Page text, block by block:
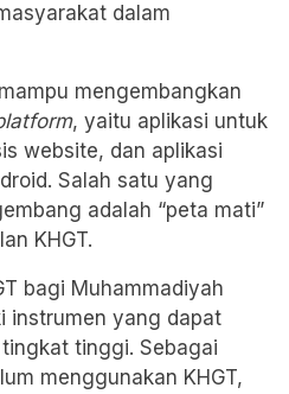
dalam
mengembangkan
, yaitu aplikasi untuk
website, dan aplikasi
Salah satu yang
adalah “peta mati”
KHGT.
bagi Muhammadiyah
instrumen yang dapat
tinggi. Sebagai
menggunakan KHGT,